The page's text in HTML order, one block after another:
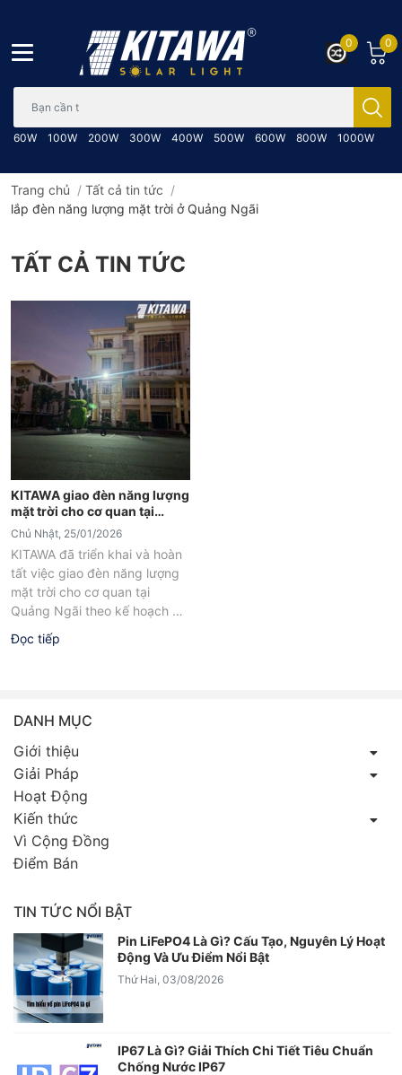
60W 100W 200W 300W 400W 500W 600W 800W 1000W
0
0
Trang chủ / Tất cả tin tức /
lắp đèn năng lượng mặt trời ở Quảng Ngãi
TẤT CẢ TIN TỨC
KITAWA giao đèn năng lượng
mặt trời cho cơ quan tại
Quảng Ngãi
Chủ Nhật, 25/01/2026
KITAWA đã triển khai và hoàn
tất việc giao đèn năng lượng
mặt trời cho cơ quan tại
Quảng Ngãi theo kế hoạch đề
ra. Hoạt...
Đọc tiếp
DANH MỤC
Giới thiệu
Giải Pháp
Hoạt Động
Kiến thức
Vì Cộng Đồng
Điểm Bán
TIN TỨC NỔI BẬT
Pin LiFePO4 Là Gì? Cấu Tạo, Nguyên Lý Hoạt
Động Và Ưu Điểm Nổi Bật
Thứ Hai, 03/08/2026
IP67 Là Gì? Giải Thích Chi Tiết Tiêu Chuẩn
Chống Nước IP67